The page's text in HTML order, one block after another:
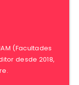
(Facultades
desde 2018,